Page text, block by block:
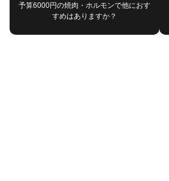
予算6000円の焼肉・ホルモンで他におす
すめはありますか？